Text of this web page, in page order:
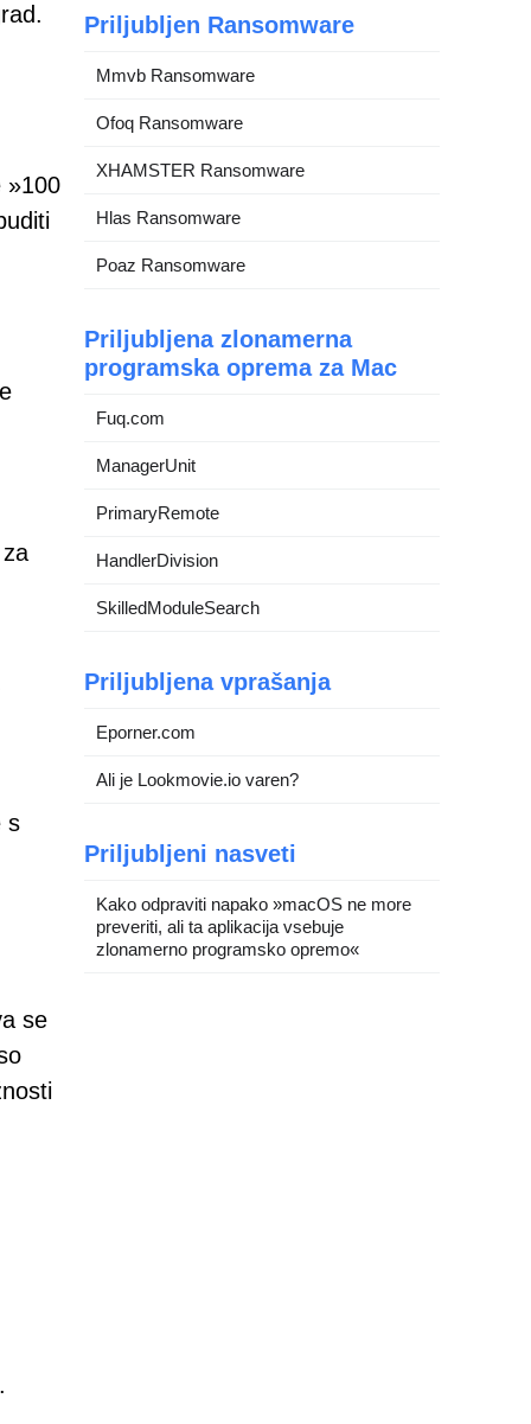
»100
s
se
Priljubljen Ransomware
Mmvb Ransomware
Ofoq Ransomware
XHAMSTER Ransomware
Hlas Ransomware
Poaz Ransomware
Priljubljena zlonamerna
programska oprema za Mac
Fuq.com
ManagerUnit
PrimaryRemote
HandlerDivision
SkilledModuleSearch
Priljubljena vprašanja
Eporner.com
Ali je Lookmovie.io varen?
Priljubljeni nasveti
Kako odpraviti napako »macOS ne more
preveriti, ali ta aplikacija vsebuje
zlonamerno programsko opremo«